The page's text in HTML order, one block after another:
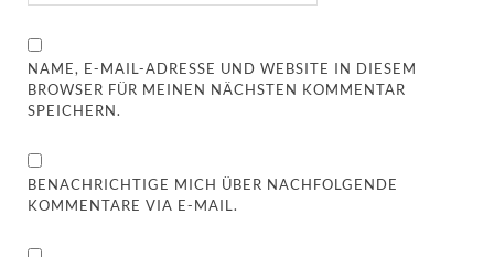
NAME, E-MAIL-ADRESSE UND WEBSITE IN DIESEM
BROWSER FÜR MEINEN NÄCHSTEN KOMMENTAR
SPEICHERN.
BENACHRICHTIGE MICH ÜBER NACHFOLGENDE
KOMMENTARE VIA E-MAIL.